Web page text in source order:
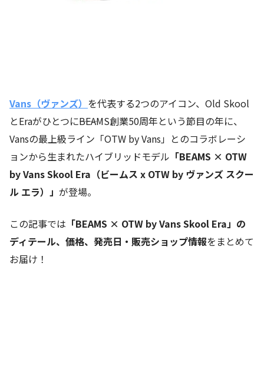
Vans（ヴァンズ） を代表する2つのアイコン、Old Skool
とEraがひとつに――BEAMS創業50周年という節目の年に、
Vansの最上級ライン「OTW by Vans」とのコラボレーシ
ョンから生まれたハイブリッドモデル 「BEAMS × OTW
by Vans Skool Era（ビームス x OTW by ヴァンズ スクー
ル エラ）」 が登場。
この記事では 「BEAMS × OTW by Vans Skool Era」の
ディテール、価格、発売日・販売ショップ情報をまとめて
お届け！